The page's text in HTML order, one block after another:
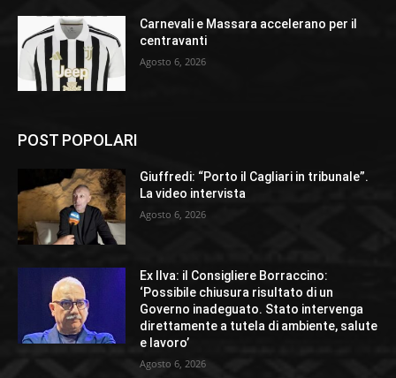
Carnevali e Massara accelerano per il
centravanti
Agosto 6, 2026
POST POPOLARI
Giuffredi: “Porto il Cagliari in tribunale”.
La video intervista
Agosto 6, 2026
Ex Ilva: il Consigliere Borraccino:
‘Possibile chiusura risultato di un
Governo inadeguato. Stato intervenga
direttamente a tutela di ambiente, salute
e lavoro’
Agosto 6, 2026